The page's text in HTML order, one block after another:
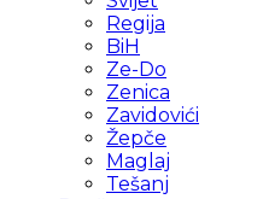
Regija
BiH
Ze-Do
Zenica
Zavidovići
Žepče
Maglaj
Tešanj